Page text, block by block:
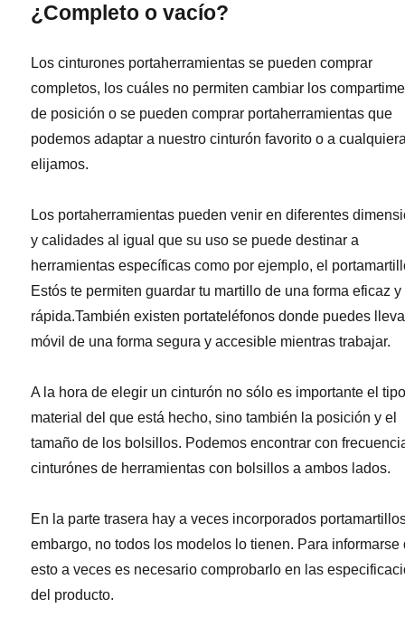
¿Completo o vacío?
Los cinturones portaherramientas se pueden comprar
completos, los cuáles no permiten cambiar los
de posición o se pueden comprar portaherramientas que
podemos adaptar a nuestro cinturón favorito o a
elijamos.
Los portaherramientas pueden venir en diferentes
y calidades al igual que su uso se puede destinar a
herramientas específicas como por ejemplo, el
Estós te permiten guardar tu martillo de una forma eficaz y
rápida.También existen portateléfonos donde puedes
móvil de una forma segura y accesible mientras trabajar.
A la hora de elegir un cinturón no sólo es importante el
material del que está hecho, sino también la posición y el
tamaño de los bolsillos. Podemos encontrar con
cinturónes de herramientas con bolsillos a ambos lados.
En la parte trasera hay a veces incorporados
embargo, no todos los modelos lo tienen. Para informarse
esto a veces es necesario comprobarlo en las
del producto.